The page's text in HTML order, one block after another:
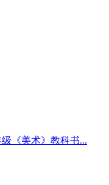
《美术》教科书...